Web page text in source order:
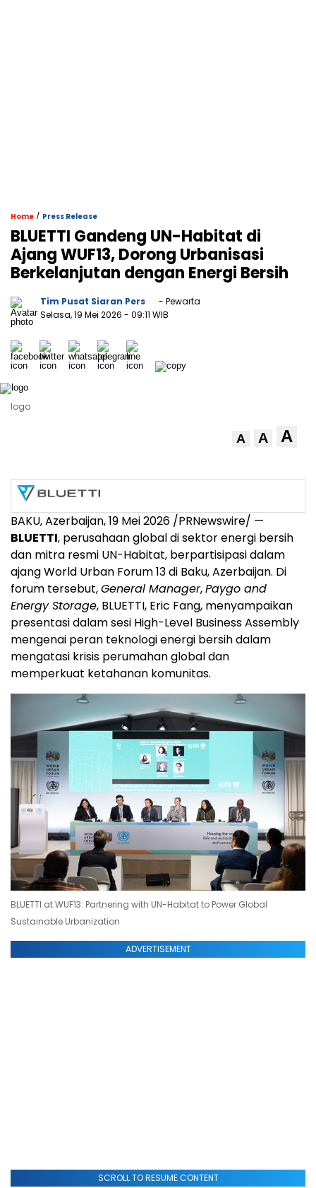
Home / Press Release
BLUETTI Gandeng UN-Habitat di
Ajang WUF13, Dorong Urbanisasi
Berkelanjutan dengan Energi Bersih
Tim Pusat Siaran Pers
- Pewarta
Selasa, 19 Mei 2026 - 09:11 WIB
logo
A A A
BAKU, Azerbaijan, 19 Mei 2026 /PRNewswire/ —
BLUETTI, perusahaan global di sektor energi bersih
dan mitra resmi UN-Habitat, berpartisipasi dalam
ajang World Urban Forum 13 di Baku, Azerbaijan. Di
forum tersebut,General Manager,Paygo and
Energy Storage, BLUETTI, Eric Fang, menyampaikan
presentasi dalam sesi High-Level Business Assembly
mengenai peran teknologi energi bersih dalam
mengatasi krisis perumahan global dan
memperkuat ketahanan komunitas.
BLUETTI at WUF13: Partnering with UN-Habitat to Power Global
Sustainable Urbanization
ADVERTISEMENT
SCROLL TO RESUME CONTENT